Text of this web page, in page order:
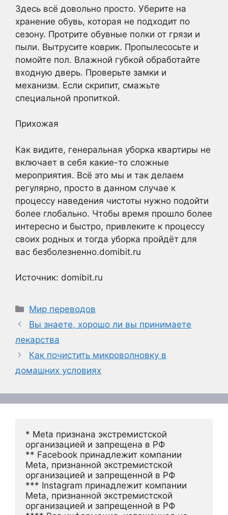
Здесь всё довольно просто. Уберите на
хранение обувь, которая не подходит по
сезону. Протрите обувные полки от грязи и
пыли. Вытрусите коврик. Пропылесосьте и
помойте пол. Влажной губкой обработайте
входную дверь. Проверьте замки и
механизм. Если скрипит, смажьте
специальной пропиткой.
Прихожая
Как видите, генеральная уборка квартиры не
включает в себя какие-то сложные
мероприятия. Всё это мы и так делаем
регулярно, просто в данном случае к
процессу наведения чистоты нужно подойти
более глобально. Чтобы время прошло более
интересно и быстро, привлеките к процессу
своих родных и тогда уборка пройдёт для
вас безболезненно.domibit.ru
Источник: domibit.ru
Рубрики
Мир переводов
Вы знаете, хорошо ли вы принимаете
лекарства
Как почистить микроволновку в
домашних условиях
* Meta признана экстремистской
организацией и запрещена в РФ
** Facebook принадлежит компании
Meta, признанной экстремистской
организацией и запрещенной в РФ
*** Instagram принадлежит компании
Meta, признанной экстремистской
организацией и запрещенной в РФ